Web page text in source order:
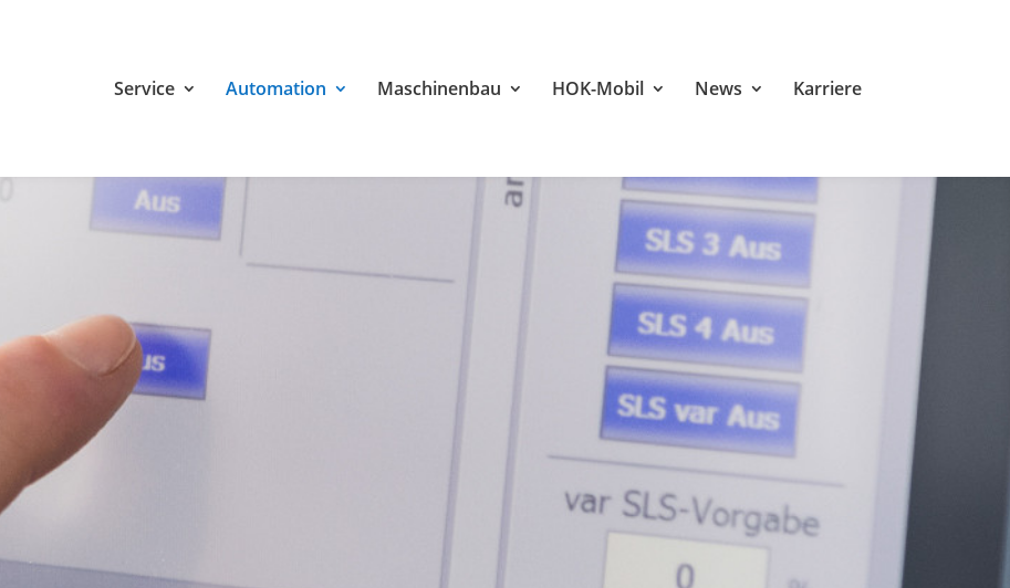
Service Automation Maschinenbau HOK-Mobil News Karriere